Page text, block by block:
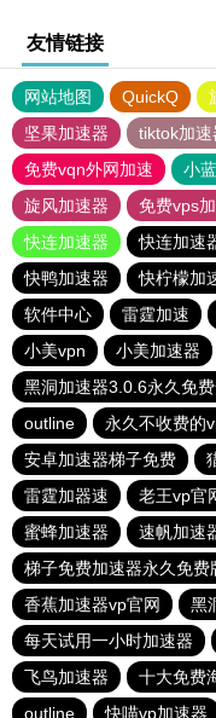
友情链接
网站地图 QuickQ
坚果加速器
tiktok加速
免费vqn外网加速
小
旋风加速器
免费vps
快连加速器
快连加速
快鸭加速器
快柠檬加
软件中心
雷霆加速
小美vpn
小美加速器
黑洞加速器3.0.6永久免
outline
永久不收费的
安卓加速器梯子免费
雷霆加器速
老王vp官
蜜蜂加速器
速帆加速
梯子免费加速器永久免费
香蕉加速器vp官网
黑
每天试用一小时加速器
飞鸟加速器
十大免费
outline
快喵vp加速器